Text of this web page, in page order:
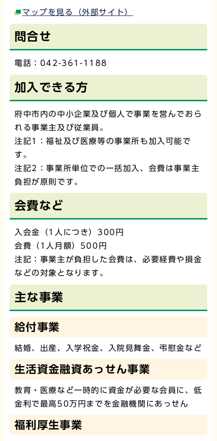
マップを見る（外部サイト）
問合せ
電話：042-361-1188
加入できる方
府中市内の中小企業及び個人で事業を営んでおら
れる事業主及び従業員。
注記1：福祉及び医療等の事業所も加入可能で
す。
注記2：事業所単位での一括加入、会費は事業主
負担が原則です。
会費など
入会金（1人につき）300円
会費（1人月額）500円
注記：事業主が負担した会費は、必要経費や損金
などの対象となります。
主な事業
給付事業
結婚、出産、入学祝金、入院見舞金、弔慰金など
生活資金融資あっせん事業
教育・医療など一時的に資金が必要な会員に、低
金利で最高50万円までを金融機関にあっせん
福利厚生事業